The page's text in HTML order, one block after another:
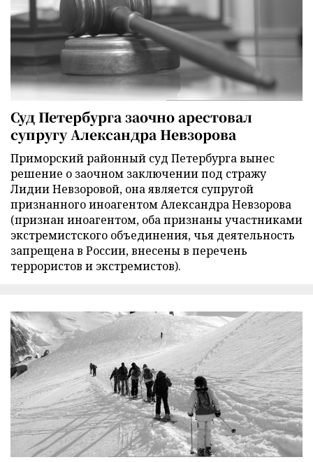
Суд Петербурга заочно арестовал
супругу Александра Невзорова
Приморский районный суд Петербурга вынес
решение о заочном заключении под стражу
Лидии Невзоровой, она является супругой
признанного иноагентом Александра Невзорова
(признан иноагентом, оба признаны участниками
экстремистского объединения, чья деятельность
запрещена в России, внесены в перечень
террористов и экстремистов).